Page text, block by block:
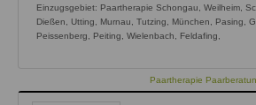
Einzugsgebiet: Paartherapie Schongau, Weilheim,
Dießen, Utting, Murnau, Tutzing, München, Pasing,
Peissenberg, Peiting, Wielenbach, Feldafing,
Paartherapie